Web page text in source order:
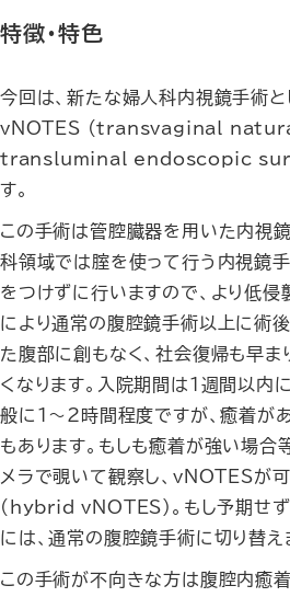
特徴・特色
今回は、新たな婦人科内視鏡手術
vNOTES (transvaginal
transluminal endoscopic
す。
この手術は管腔臓器を用いた内視
科領域では腟を使って行う内視鏡手
をつけずに行いますので、より低侵
により通常の腹腔鏡手術以上に術
た腹部に創もなく、社会復帰も早ま
くなります。入院期間は1週間以内
般に1～2時間程度ですが、癒着が
もあります。もしも癒着が強い場合
メラで覗いて観察し、vNOTESが
(hybrid vNOTES)。もし予期せず
には、通常の腹腔鏡手術に切り替え
この手術が不向きな方は腹腔内癒